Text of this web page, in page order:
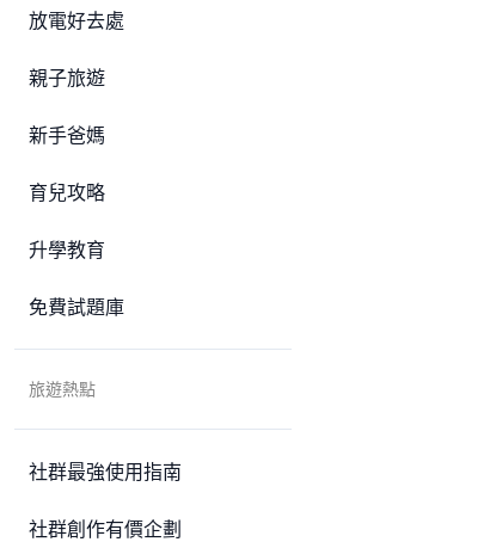
放電好去處
親子旅遊
新手爸媽
育兒攻略
升學教育
免費試題庫
旅遊熱點
社群最強使用指南
社群創作有價企劃